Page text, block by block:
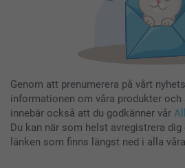
Genom att prenumerera på vårt
informationen om våra produkter och
innebär också att du godkänner vår
Du kan när som helst avregistrera
länken som finns längst ned i alla